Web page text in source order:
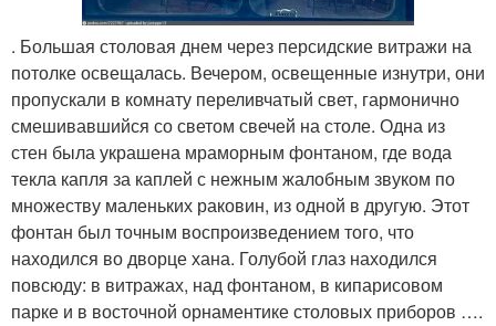
. Большая столовая днем через персидские витражи на
потолке освещалась. Вечером, освещенные изнутри, они
пропускали в комнату переливчатый свет, гармонично
смешивавшийся со светом свечей на столе. Одна из
стен была украшена мраморным фонтаном, где вода
текла капля за каплей с нежным жалобным звуком по
множеству маленьких раковин, из одной в другую. Этот
фонтан был точным воспроизведением того, что
находился во дворце хана. Голубой глаз находился
повсюду: в витражах, над фонтаном, в кипарисовом
парке и в восточной орнаментике столовых приборов ….